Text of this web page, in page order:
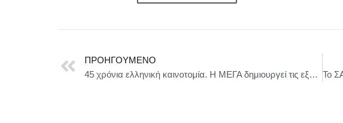
ΠΡΟΗΓΟΎΜΕΝΟ
45 χρόνια ελληνική καινοτομία. Η ΜΕΓΑ δημιουργεί τις εξελίξεις στον τομέα της προσωπικής υγιεινής.